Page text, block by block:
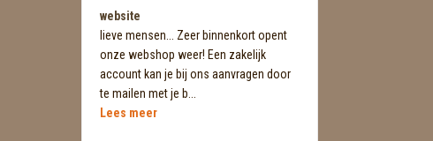
website
lieve mensen... Zeer binnenkort opent
onze webshop weer! Een zakelijk
account kan je bij ons aanvragen door
te mailen met je b...
Lees meer